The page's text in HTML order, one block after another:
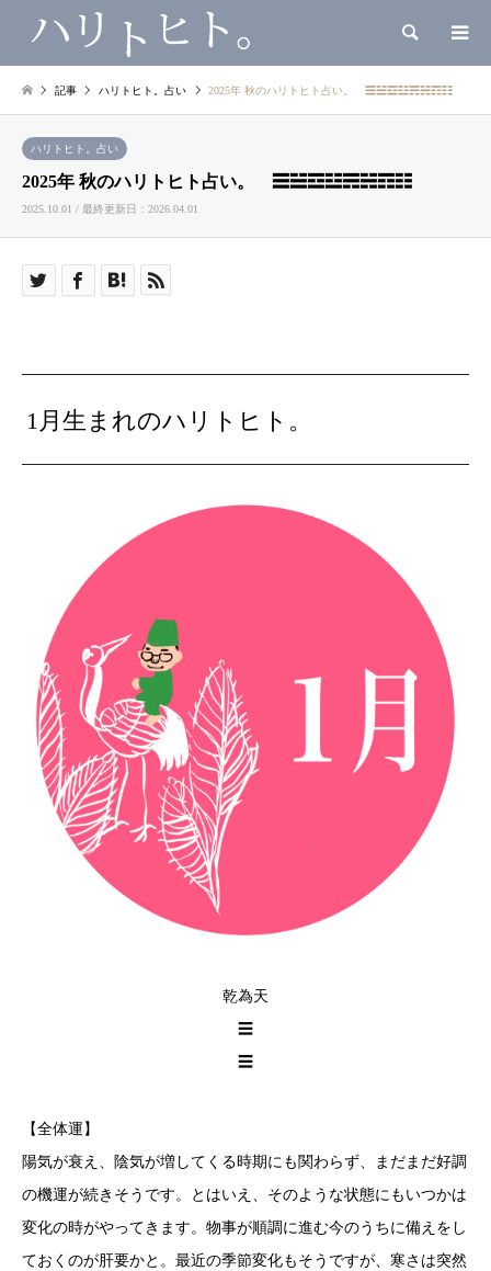
検索
記事 ハリトヒト。占い 2025年 秋のハリトヒト占い。 ☰☱☲☳☴☵☶☷
ハリトヒト。占い
2025年 秋のハリトヒト占い。 ☰☱☲☳☴☵☶☷
2025.10.01 / 最終更新日：2026.04.01
1月生まれのハリトヒト。
乾為天
☰
☰
【全体運】
陽気が衰え、陰気が増してくる時期にも関わらず、まだまだ好調
の機運が続きそうです。とはいえ、そのような状態にもいつかは
変化の時がやってきます。物事が順調に進む今のうちに備えをし
ておくのが肝要かと。最近の季節変化もそうですが、寒さは突然